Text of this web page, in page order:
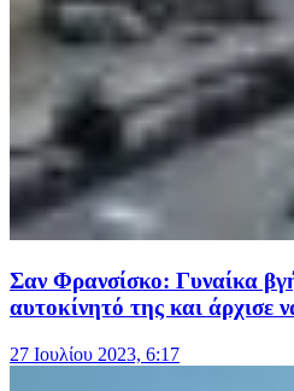
Σαν Φρανσίσκο: Γυναίκα
αυτοκίνητό της και άρχισε
27 Ιουλίου 2023, 6:17